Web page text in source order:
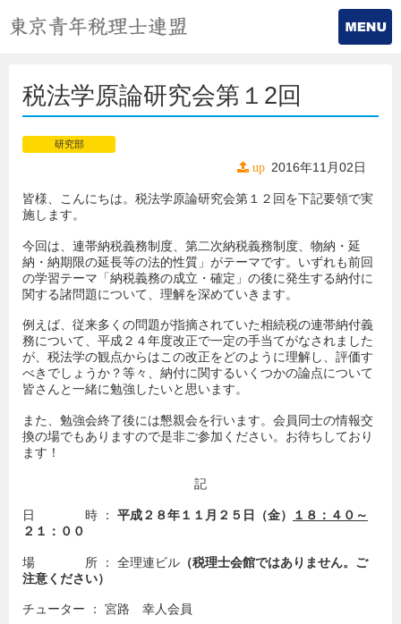
税法学原論研究会第１2回
研究部
up 2016年11月02日
皆様、こんにちは。税法学原論研究会第１２回を下記要領で実
施します。
今回は、連帯納税義務制度、第二次納税義務制度、物納・延
納・納期限の延長等の法的性質」がテーマです。いずれも前回
の学習テーマ「納税義務の成立・確定」の後に発生する納付に
関する諸問題について、理解を深めていきます。
例えば、従来多くの問題が指摘されていた相続税の連帯納付義
務について、平成２４年度改正で一定の手当てがなされました
が、税法学の観点からはこの改正をどのように理解し、評価す
べきでしょうか？等々、納付に関するいくつかの論点について
皆さんと一緒に勉強したいと思います。
また、勉強会終了後には懇親会を行います。会員同士の情報交
換の場でもありますので是非ご参加ください。お待ちしており
ます！
記
日 時 ： 平成２８年１１月２５日（金）
１８：４０～
２１：００
場 所 ： 全理連ビル （税理士会館ではありません。ご
注意ください）
チューター ： 宮路 幸人会員